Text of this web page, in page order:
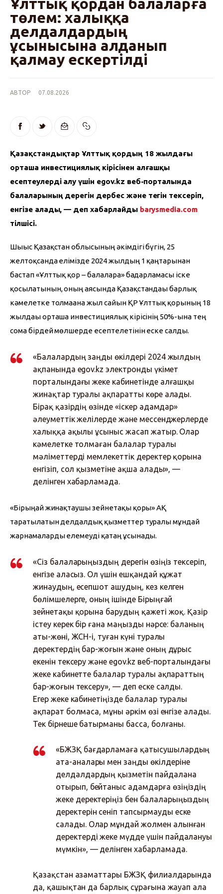
Ұлттық қордан балаларға
төлем: халыққа
делдалдардың
ұсынысына алданып
қалмау ескертілді
АВТОР 07.08.2026
Қазақстандықтар Ұлттық қордың 18 жылдағы
орташа инвестициялық кірісінен алғашқы
есептеулерді алу үшін egov.kz веб-порталында
балаларының дерегін дербес және тегін тексеріп,
енгізе алады, — деп хабарлайды barysmedia.com
тілшісі.
Шығыс Қазақстан облысының әкімдігі бүгін, 25
желтоқсанда елімізде 2024 жылдың 1 қаңтарынан
бастап «Ұлттық қор – балаларға» бағдарламасы іске
қосылатынын, оның аясында Қазақстандағы барлық
кәмелетке толмағанға жыл сайын ҚР Ұлттық қорының 18
жылдағы орташа инвестициялық кірісінің 50%-ына тең
сома бірдей мөлшерде есептелетінін еске салды.
«Балалардың заңды өкілдері 2024 жылдың
ақпанында egov.kz электронды үкімет
порталындағы жеке кабинетінде алғашқы
жинақтар туралы ақпаратты көре алады.
Бірақ қазірдің өзінде «іскер адамдар»
әлеуметтік желілерде және мессенджерлерде
халыққа ақылы ұсыныс жасап жатыр. Олар
кәмелетке толмаған балалар туралы
мәліметтерді мемлекеттік деректер қорына
енгізіп, сол қызметіне ақша алады», —
делінген хабарламада.
«Бірыңғай жинақтаушы зейнетақы қоры» АҚ
таратылатын делдалдық қызметтер туралы мұндай
жарнамаларды елемеуді қатаң ұсынады.
«Сіз балаларыңыздың дерегін өзіңіз тексеріп,
енгізе аласыз. Ол үшін ешқандай құжат
жинаудың, есепшот ашудың, кез келген
бөлімшелерге, оның ішінде Бірыңғай
зейнетақы қорына барудың қажеті жоқ. Қазір
істеу керек бір ғана маңызды нәрсе: баланың
аты-жөні, ЖСН-і, туған күні туралы
деректердің бар-жоғын және оның дұрыс
екенін тексеру және egov.kz веб-порталындағы
жеке кабинетте балалар туралы ақпараттың
бар-жоғын тексеру», — деп еске салды.
Егер жеке кабинетіңізде балалар туралы
ақпарат болмаса, мұны әркім өзі енгізе алады.
Тек бірнеше батырманы басса, болғаны.
«БЖЗҚ бағдарламаға қатысушылардың
ата-аналары мен заңды өкілдеріне
делдалдардың қызметін пайдалана
отырып, бейтаныс адамдарға өзіңіздің
жеке деректеріңіз бен балаларыңыздың
деректерін сеніп тапсырмауды еске
салады. Олар мұндай жолмен алынған
деректерді жеке мүдде үшін пайдалануы
мүмкін», — делінген хабарламада.
Қазақстан азаматтары БЖЗҚ филиалдарында
да, қашықтан да барлық сұрағына жауап ала